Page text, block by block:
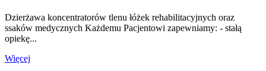
Dzierżawa koncentratorów tlenu łóżek rehabilitacyjnych oraz
ssaków medycznych Każdemu Pacjentowi zapewniamy: - stałą
opiekę...
Więcej